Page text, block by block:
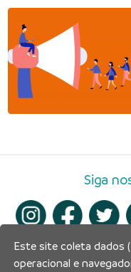
Siga
Este site coleta dados
operacional e